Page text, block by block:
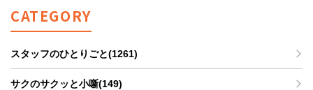
CATEGORY
スタッフのひとりごと(1261)
サクのサクッと小噺(149)